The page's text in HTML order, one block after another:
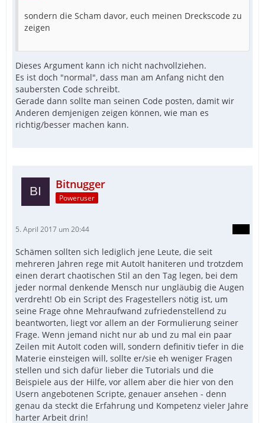
sondern die Scham davor, euch meinen Dreckscode zu
zeigen
Dieses Argument kann ich nicht nachvollziehen.
Es ist doch "normal", dass man am Anfang nicht den
saubersten Code schreibt.
Gerade dann sollte man seinen Code posten, damit wir
Anderen demjenigen zeigen können, wie man es
richtig/besser machen kann.
Bitnugger
Poweruser
5. April 2017 um 20:44
Schämen sollten sich lediglich jene Leute, die seit
mehreren Jahren rege mit AutoIt haniteren und trotzdem
einen derart chaotischen Stil an den Tag legen, bei dem
jeder normal denkende Mensch nur ungläubig die Augen
verdreht! Ob ein Script des Fragestellers nötig ist, um
seine Frage ohne Mehraufwand zufriedenstellend zu
beantworten, liegt vor allem an der Formulierung seiner
Frage. Wenn jemand nicht nur ab und zu mal ein paar
Zeilen mit AutoIt coden will, sondern definitiv tiefer in die
Materie einsteigen will, sollte er/sie eh weniger Fragen
stellen und sich dafür lieber die Tutorials und die
Beispiele aus der Hilfe, vor allem aber die hier von den
Usern angebotenen Scripte, genauer ansehen - denn
genau da steckt die Erfahrung und Kompetenz vieler Jahre
harter Arbeit drin!